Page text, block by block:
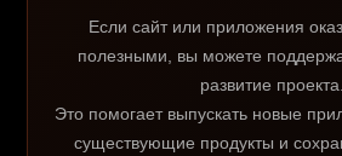
Если сайт или приложения
полезными, вы можете
развитие проекта.
Это помогает выпускать новые
существующие продукты и